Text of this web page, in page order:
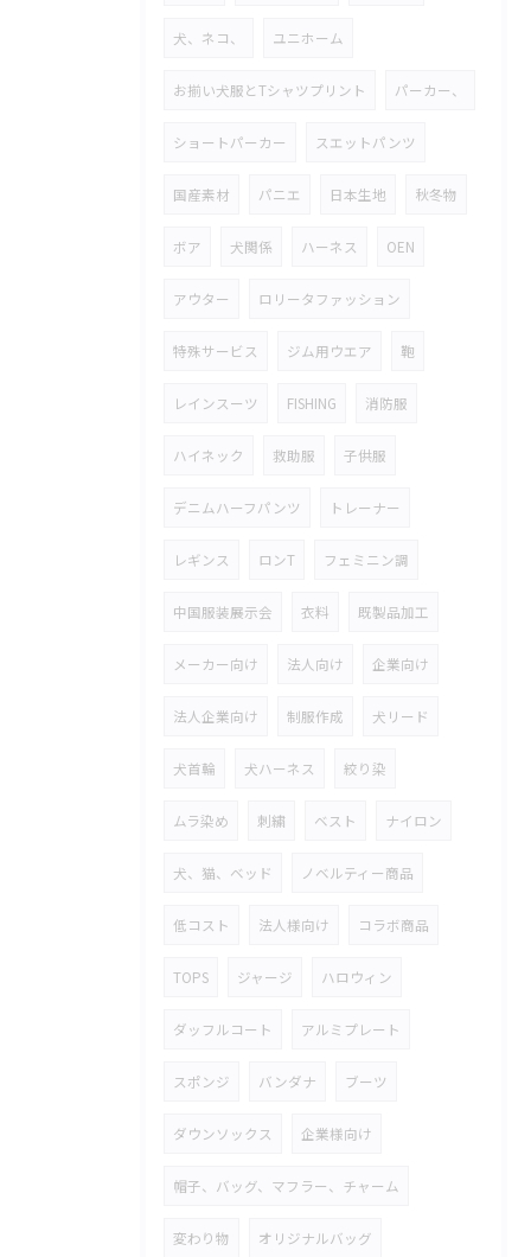
犬、ネコ、 ユニホーム
お揃い犬服とTシャツプリント パーカー、
ショートパーカー スエットパンツ
国産素材 パニエ 日本生地 秋冬物
ボア 犬関係 ハーネス OEN
アウター ロリータファッション
特殊サービス ジム用ウエア 鞄
レインスーツ FISHING 消防服
ハイネック 救助服 子供服
デニムハーフパンツ トレーナー
レギンス ロンT フェミニン調
中国服装展示会 衣料 既製品加工
メーカー向け 法人向け 企業向け
法人企業向け 制服作成 犬リード
犬首輪 犬ハーネス 絞り染
ムラ染め 刺繍 ベスト ナイロン
犬、猫、ベッド ノベルティー商品
低コスト 法人様向け コラボ商品
TOPS ジャージ ハロウィン
ダッフルコート アルミプレート
スポンジ バンダナ ブーツ
ダウンソックス 企業様向け
帽子、バッグ、マフラー、チャーム
変わり物 オリジナルバッグ